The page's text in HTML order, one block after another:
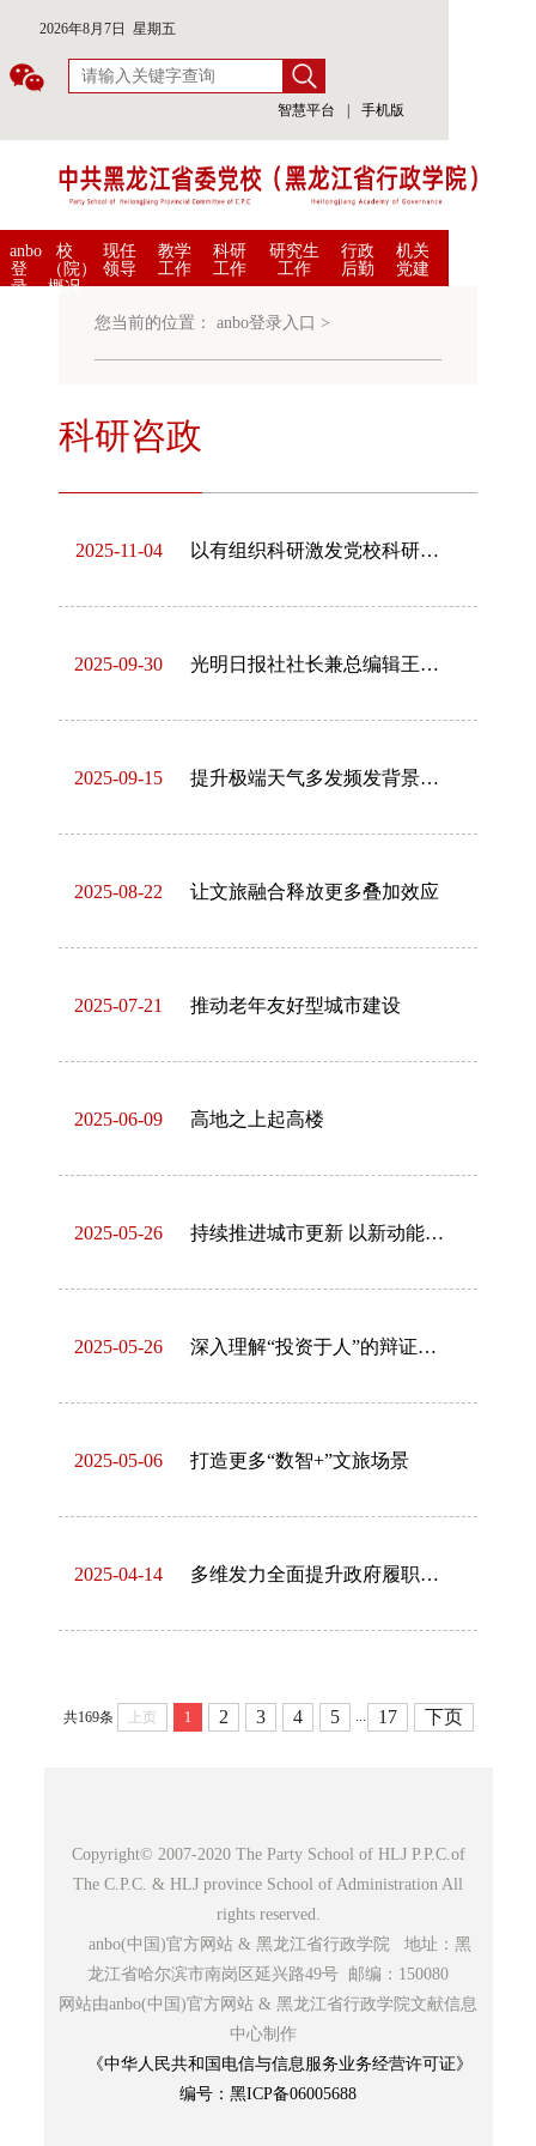
2026年8月7日 星期五
智慧平台 手机版
anbo
登
录
校
（院）
概况
现任
领导
教学
工作
科研
工作
研究生
工作
行政
后勤
机关
党建
您当前的位置： anbo登录入口 >
科研咨政
2025-11-04 以有组织科研激发党校科研工作新活力
2025-09-30 光明日报社社长兼总编辑王慧敏：为学界提供更宽广发声平台
2025-09-15 提升极端天气多发频发背景下汛期转移避险实效
2025-08-22 让文旅融合释放更多叠加效应
2025-07-21 推动老年友好型城市建设
2025-06-09 高地之上起高楼
2025-05-26 持续推进城市更新 以新动能提升城市综合发展能级
2025-05-26 深入理解“投资于人”的辩证逻辑
2025-05-06 打造更多“数智+”文旅场景
2025-04-14 多维发力全面提升政府履职能力
共169条 上页 1 2 3 4 5 17 下页
Copyright© 2007-2020 The Party School of HLJ P.P.C.of
The C.P.C. & HLJ province School of Administration All
rights reserved.
anbo(中国)官方网站 & 黑龙江省行政学院 地址：黑
龙江省哈尔滨市南岗区延兴路49号 邮编：150080
网站由anbo(中国)官方网站 & 黑龙江省行政学院文献信息
中心制作
《中华人民共和国电信与信息服务业务经营许可证》
编号：黑ICP备06005688